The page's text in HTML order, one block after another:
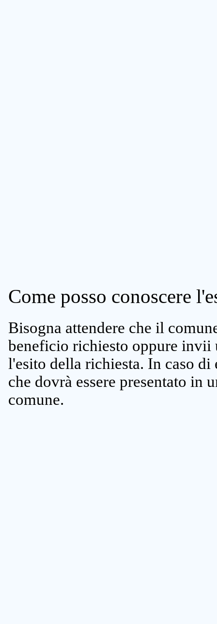
Come posso conoscere
Bisogna attendere che il
beneficio richiesto oppure invii
l'esito della richiesta. In caso
che dovrà essere presentato in
comune.